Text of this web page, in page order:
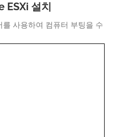
ESXi 설치
사용하여 컴퓨터 부팅을 수